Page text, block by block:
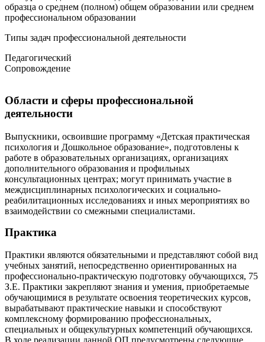
образца о среднем (полном) общем образовании или среднем
профессиональном образовании
Типы задач профессиональной деятельности
Педагогический
Сопровождение
Области и сферы профессиональной
деятельности
Выпускники, освоившие программу «Детская практическая
психология и Дошкольное образование», подготовлены к
работе в образовательных организациях, организациях
дополнительного образования и профильных
консультационных центрах; могут принимать участие в
междисциплинарных психологических и социально-
реабилитационных исследованиях и иных мероприятиях во
взаимодействии со смежными специалистами.
Практика
Практики являются обязательными и представляют собой вид
учебных занятий, непосредственно ориентированных на
профессионально-практическую подготовку обучающихся, 75
З.Е. Практики закрепляют знания и умения, приобретаемые
обучающимися в результате освоения теоретических курсов,
вырабатывают практические навыки и способствуют
комплексному формированию профессиональных,
специальных и общекультурных компетенций обучающихся.